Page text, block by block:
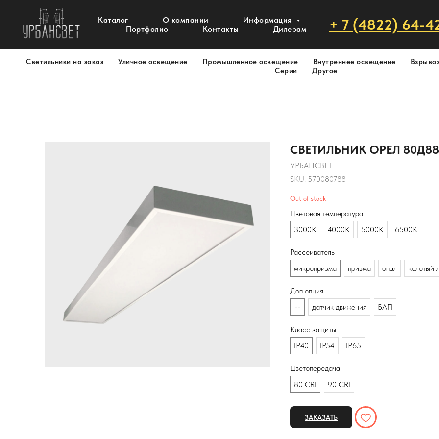
Каталог О компании
Информация
Портфолио
Контакты Дилерам + 7 (4822) 64-
Светильники на заказ Уличное освещение Промышленное освещение Внутреннее освещение
Серии
Другое
СВЕТИЛЬНИК ОРЕЛ
УРБАНСВЕТ
SKU: 570080788
Out of stock
Цветовая температура
3000К
4000К 5000К 6500К
Рассеиватель
микропризма
призма опал колотый
Доп опция
--
датчик движения БАП
Класс защиты
IP40
IP54 IP65
Цветопередача
80 CRI
90 CRI
ЗАКАЗАТЬ